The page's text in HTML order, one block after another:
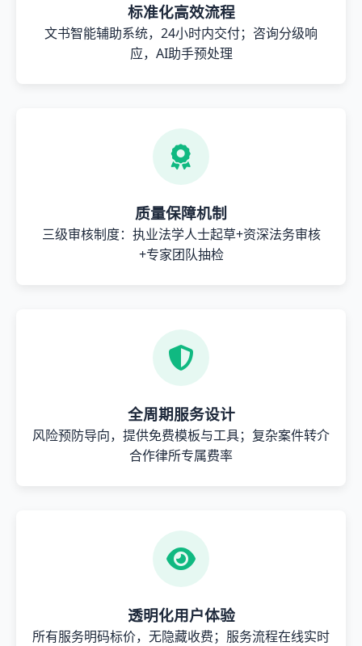
标准化高效流程
文书智能辅助系统，24小时内交付；咨询分级响
应，AI助手预处理
质量保障机制
三级审核制度：执业法学人士起草+资深法务审核
+专家团队抽检
全周期服务设计
风险预防导向，提供免费模板与工具；复杂案件转介
合作律所专属费率
透明化用户体验
所有服务明码标价，无隐藏收费；服务流程在线实时